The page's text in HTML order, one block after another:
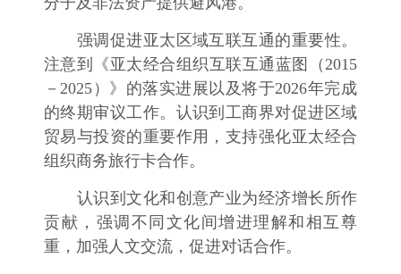
强调促进亚太区域互联互通的重要性。
注意到《亚太经合组织互联互通蓝图（2015
－2025）》的落实进展以及将于2026年完成
的终期审议工作。认识到工商界对促进区域
贸易与投资的重要作用，支持强化亚太经合
组织商务旅行卡合作。
认识到文化和创意产业为经济增长所作
贡献，强调不同文化间增进理解和相互尊
重，加强人文交流，促进对话合作。